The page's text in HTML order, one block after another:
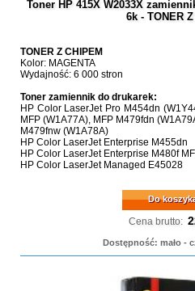
Toner HP 415X W2033X
6k - TONER
TONER Z CHIPEM
Kolor: MAGENTA
Wydajność: 6 000 stron
Toner zamiennik do drukarek:
HP Color LaserJet Pro M454dn
MFP (W1A77A), MFP M479fdn
M479fnw (W1A78A)
HP Color LaserJet Enterprise M455dn
HP Color LaserJet Enterprise M480f
HP Color LaserJet Managed E45028
Do
Cena brutto:
Dostępność: mało -